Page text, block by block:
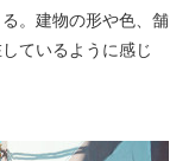
。建物の形や色、舗
ているように感じ